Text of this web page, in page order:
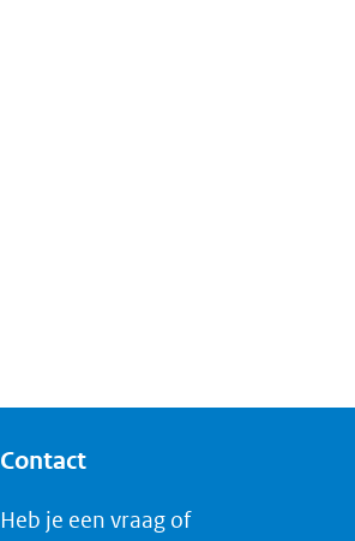
Contact
Heb je een vraag of